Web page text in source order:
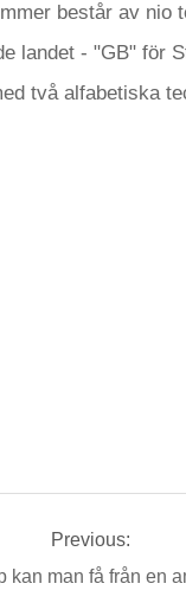
består av nio
landet - "GB" för
två alfabetiska
Previous:
kan man få från en